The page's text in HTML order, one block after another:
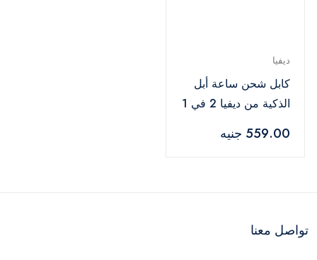
ديفيا
كابل شحن ساعة أبل
الذكية من ديفيا 2 في 1
559.00 جنيه
تواصل معنا